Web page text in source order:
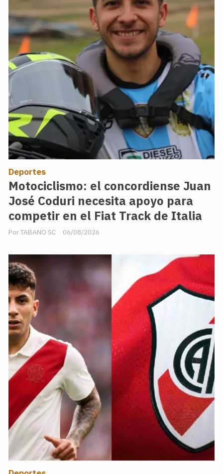
Motociclismo: el concordiense Juan
José Coduri necesita apoyo para
competir en el Fiat Track de Italia
TABANO SC
Deportes
06/08/2026